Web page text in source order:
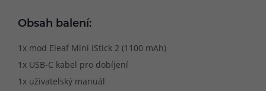
Obsah balení:
1x mod Eleaf Mini iStick 2 (1100 mAh)
1x USB-C kabel pro dobíjení
1x uživatelský manuál